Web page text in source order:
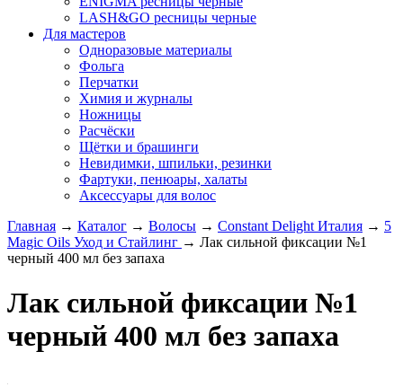
LASH&GO ресницы черные
Для мастеров
Одноразовые материалы
Фольга
Перчатки
Химия и журналы
Ножницы
Расчёски
Щётки и брашинги
Невидимки, шпильки, резинки
Фартуки, пенюары, халаты
Аксессуары для волос
Главная → Каталог → Волосы → Constant Delight Италия → 5
Magic Oils Уход и Стайлинг → Лак сильной фиксации №1
черный 400 мл без запаха
Лак сильной фиксации №1
черный 400 мл без запаха